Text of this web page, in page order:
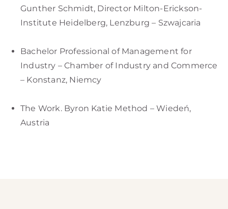
Gunther Schmidt, Director Milton-Erickson-
Institute Heidelberg, Lenzburg – Szwajcaria
Bachelor Professional of Management for
Industry – Chamber of Industry and Commerce
– Konstanz, Niemcy
The Work. Byron Katie Method – Wiedeń,
Austria